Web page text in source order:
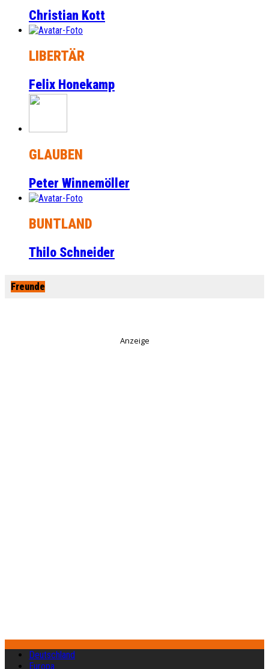
Christian Kott
LIBERTÄR
Felix Honekamp
GLAUBEN
Peter Winnemöller
BUNTLAND
Thilo Schneider
Freunde
Anzeige
Deutschland
Europa